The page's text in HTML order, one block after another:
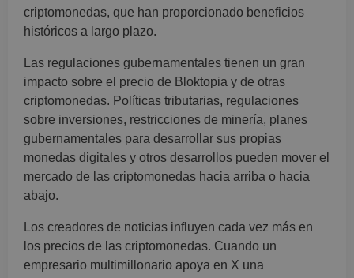
criptomonedas, que han proporcionado beneficios
históricos a largo plazo.
Las regulaciones gubernamentales tienen un gran
impacto sobre el precio de Bloktopia y de otras
criptomonedas. Políticas tributarias, regulaciones
sobre inversiones, restricciones de minería, planes
gubernamentales para desarrollar sus propias
monedas digitales y otros desarrollos pueden mover el
mercado de las criptomonedas hacia arriba o hacia
abajo.
Los creadores de noticias influyen cada vez más en
los precios de las criptomonedas. Cuando un
empresario multimillonario apoya en X una